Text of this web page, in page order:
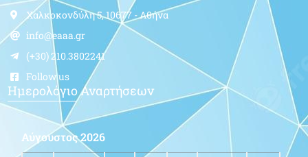
Χαλκοκονδύλη 5, 10677 - Αθήνα
info@eaaa.gr
(+30) 210.3802241
Follow us
Ημερολόγιο Αναρτήσεων
Αύγουστος 2026